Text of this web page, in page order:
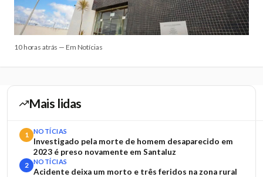
10 horas atrás — Em Notícias
Mais lidas
1 NOTÍCIAS
Investigado pela morte de homem desaparecido em
2023 é preso novamente em Santaluz
2 NOTÍCIAS
Acidente deixa um morto e três feridos na zona rural